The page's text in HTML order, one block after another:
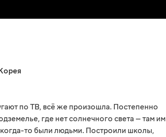
по ТВ, всё же произошла. Постепенно
где нет солнечного света — там им
то были людьми. Построили школы,